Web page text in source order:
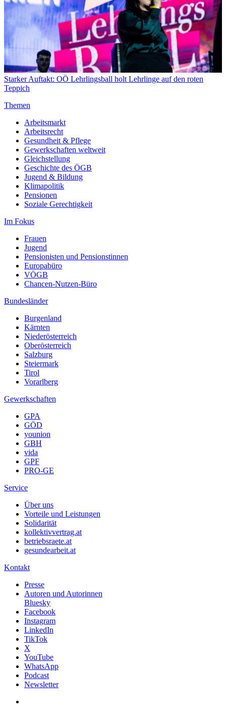
Starker Auftakt: OÖ Lehrlingsball holt Lehrlinge auf den roten
Teppich
Themen
Arbeitsmarkt
Arbeitsrecht
Gesundheit & Pflege
Gewerkschaften weltweit
Gleichstellung
Geschichte des ÖGB
Jugend & Bildung
Klimapolitik
Pensionen
Soziale Gerechtigkeit
Im Fokus
Frauen
Jugend
Pensionisten und Pensionstinnen
Europabüro
VÖGB
Chancen-Nutzen-Büro
Bundesländer
Burgenland
Kärnten
Niederösterreich
Oberösterreich
Salzburg
Steiermark
Tirol
Vorarlberg
Gewerkschaften
GPA
GÖD
younion
GBH
vida
GPF
PRO-GE
Service
Über uns
Vorteile und Leistungen
Solidarität
kollektivvertrag.at
betriebsraete.at
gesundearbeit.at
Kontakt
Presse
Autoren und Autorinnen
Bluesky
Facebook
Instagram
LinkedIn
TikTok
X
YouTube
WhatsApp
Podcast
Newsletter